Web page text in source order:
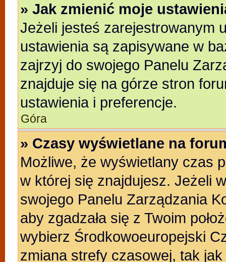
» Jak zmienić moje
Jeżeli jesteś zarejestrowanym
ustawienia są zapisywane w
zajrzyj do swojego Panelu
znajduje się na górze stron
ustawienia i preferencje.
Góra
» Czasy wyświetlane na
Możliwe, że wyświetlany czas
w której się znajdujesz. Jeżeli
swojego Panelu Zarządzania
aby zgadzała się z Twoim
wybierz Środkowoeuropejski
zmiana strefy czasowej, tak